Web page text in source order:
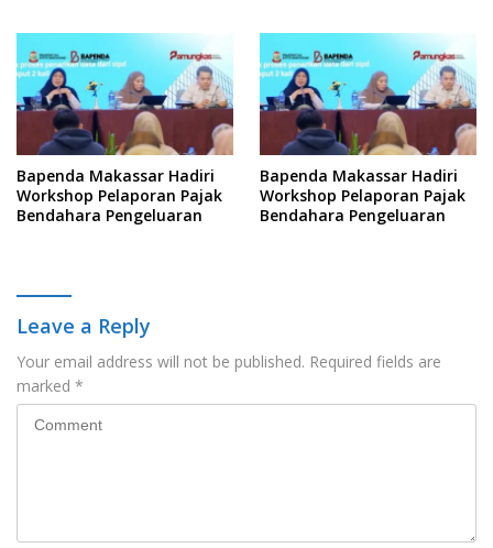
Bapenda Makassar Hadiri
Workshop Pelaporan Pajak
Bendahara Pengeluaran
Bapenda Makassar Hadiri
Workshop Pelaporan Pajak
Bendahara Pengeluaran
Leave a Reply
Your email address will not be published. Required fields are
marked *